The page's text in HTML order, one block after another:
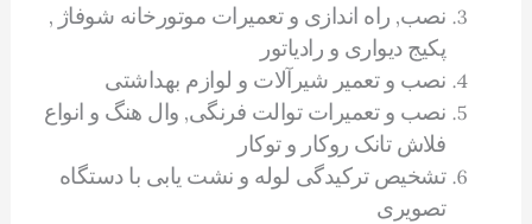
نصب, راه اندازی و تعمیرات موتورخانه شوفاژ ,
پکیج دیواری و رادیاتور
نصب و تعمیر شیرآلات و لوازم بهداشتی
نصب و تعمیرات توالت فرنگی, وال هنگ و انواع
فلاش تانک روکار و توکار
تشخیص ترکیدگی لوله و نشت یابی با دستگاه
تصویری